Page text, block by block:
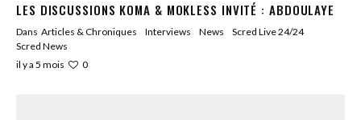
LES DISCUSSIONS KOMA & MOKLESS INVITÉ : ABDOULAYE
Dans Articles & Chroniques Interviews News
Scred Live 24/24
Scred News
il y a 5 mois
0